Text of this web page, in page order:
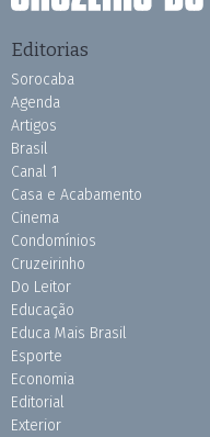
Editorias
Sorocaba
Agenda
Artigos
Brasil
Canal 1
Casa e Acabamento
Cinema
Condomínios
Cruzeirinho
Do Leitor
Educação
Educa Mais Brasil
Esporte
Economia
Editorial
Exterior